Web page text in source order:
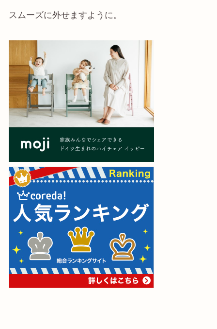
スムーズに外せますように。